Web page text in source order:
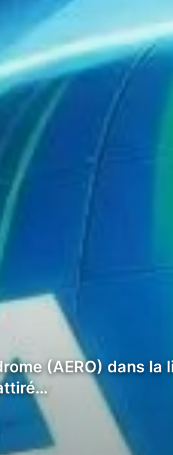
(AERO) dans